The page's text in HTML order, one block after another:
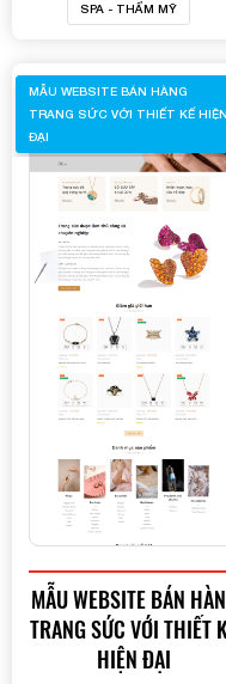
SPA - THẨM MỸ
MẪU WEBSITE BÁN
TRANG SỨC VỚI THIẾT
HIỆN ĐẠI
MẪU WEBSITE BÁN HÀNG
TRANG SỨC VỚI THIẾT KẾ HIỆN
ĐẠI